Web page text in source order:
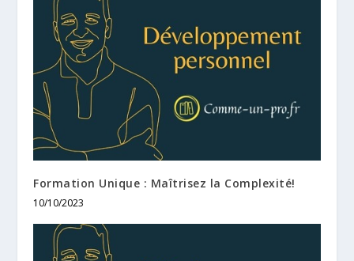
Formation Unique : Maîtrisez la Complexité!
10/10/2023